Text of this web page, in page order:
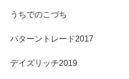
うちでのこづち
パターントレード2017
デイズリッチ2019